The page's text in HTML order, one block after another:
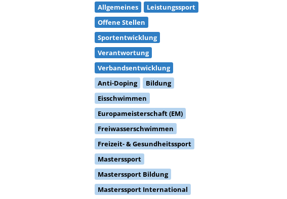
Allgemeines
Leistungssport
Offene Stellen
Sportentwicklung
Verantwortung
Verbandsentwicklung
Anti-Doping
Bildung
Eisschwimmen
Europameisterschaft (EM)
Freiwasserschwimmen
Freizeit- & Gesundheitssport
Masterssport
Masterssport Bildung
Masterssport International